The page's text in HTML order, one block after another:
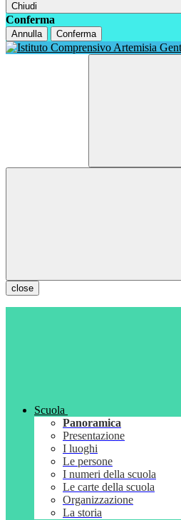
Chiudi
Conferma
Annulla Conferma
close
Scuola
Panoramica
Presentazione
I luoghi
Le persone
I numeri della scuola
Le carte della scuola
Organizzazione
La storia